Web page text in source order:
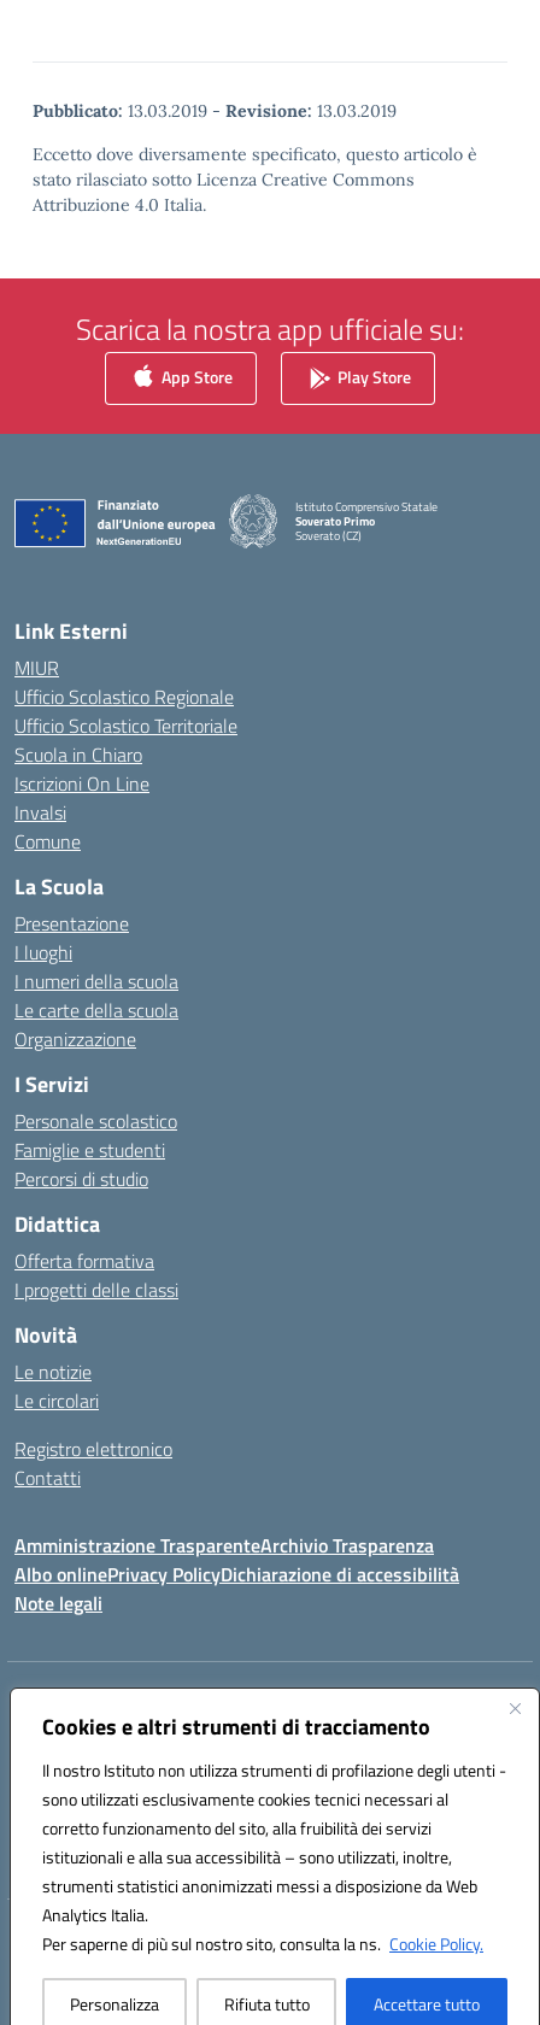
Cookies e altri strumenti di tracciamento
Il nostro Istituto non utilizza strumenti di profilazione degli utenti -
sono utilizzati esclusivamente cookies tecnici necessari al
corretto funzionamento del sito, alla fruibilità dei servizi
istituzionali e alla sua accessibilità – sono utilizzati, inoltre,
strumenti statistici anonimizzati messi a disposizione da Web
Analytics Italia.
Per saperne di più sul nostro sito, consulta la ns. Cookie Policy.
Personalizza Rifiuta tutto Accettare tutto
Pubblicato: 13.03.2019 - Revisione: 13.03.2019
Eccetto dove diversamente specificato, questo articolo è
stato rilasciato sotto Licenza Creative Commons
Attribuzione 4.0 Italia.
Scarica la nostra app ufficiale su:
App Store Play Store
Istituto Comprensivo Statale
Soverato Primo
Soverato (CZ)
Link Esterni
MIUR
Ufficio Scolastico Regionale
Ufficio Scolastico Territoriale
Scuola in Chiaro
Iscrizioni On Line
Invalsi
Comune
La Scuola
Presentazione
I luoghi
I numeri della scuola
Le carte della scuola
Organizzazione
I Servizi
Personale scolastico
Famiglie e studenti
Percorsi di studio
Didattica
Offerta formativa
I progetti delle classi
Novità
Le notizie
Le circolari
Registro elettronico
Contatti
Amministrazione TrasparenteArchivio Trasparenza
Albo onlinePrivacy PolicyDichiarazione di accessibilità
Note legali
Indirizzo:
Centralino:096721161 Email:czic869004@istruzione.it
Codice fiscale: 84000710792
Codice meccanografico:
CZIC869004
Codice unico di fatturazione (CUF): UFKGA0
Hosting & Powered by 3D Solution S.r.l.
Concept & Design by Designers Italia